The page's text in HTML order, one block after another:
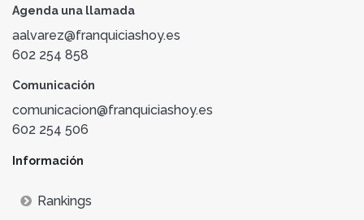
Agenda una llamada
aalvarez@franquiciashoy.es
602 254 858
Comunicación
comunicacion@franquiciashoy.es
602 254 506
Información
Rankings